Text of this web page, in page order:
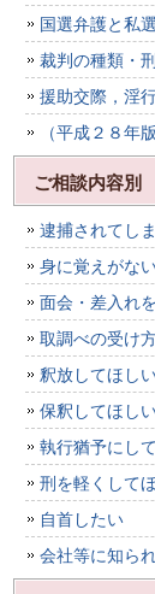
国選弁護と私
裁判の種類・
援助交際，淫
（平成２８年
ご相談内容別
逮捕されてし
身に覚えがな
面会・差入れ
取調べの受け
釈放してほし
保釈してほし
執行猶予にし
刑を軽くして
自首したい
会社等に知ら